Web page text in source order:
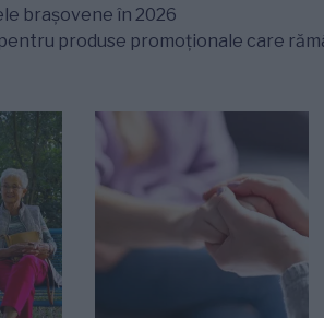
brașovene în 2026
produse promoționale care